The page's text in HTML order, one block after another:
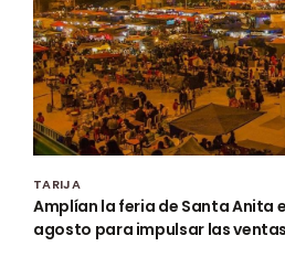
TARIJA
Amplían la feria de Santa Anita
agosto para impulsar las